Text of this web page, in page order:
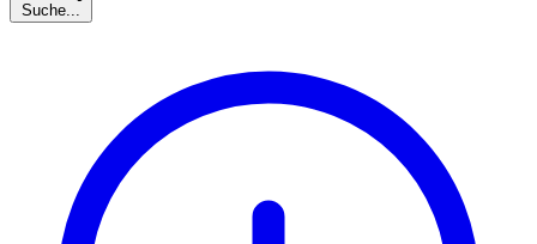
Suche...